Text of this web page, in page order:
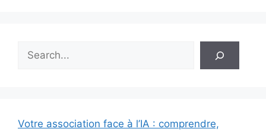
Rechercher
Votre association face à l’IA : comprendre,